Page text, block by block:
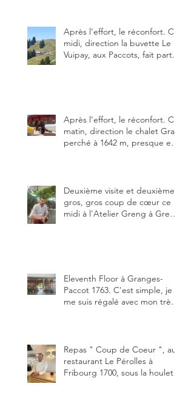
Après l’effort, le réconfort. Ce
midi, direction la buvette Le
Vuipay, aux Paccots, fait partie
Après l’effort, le réconfort. Ce
matin, direction le chalet Grat
perché à 1642 m, presque en
de plaisir.
Deuxième visite et deuxième
gros, gros coup de cœur ce
midi à l'Atelier Greng à Greng
Eleventh Floor à Granges-
Paccot 1763. C'est simple, je
me suis régalé avec mon très
10.
Repas " Coup de Coeur ", au
restaurant Le Pérolles à
Fribourg 1700, sous la houlette